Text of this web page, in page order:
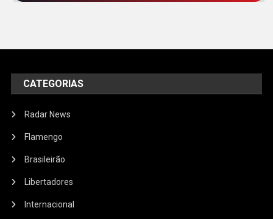
CATEGORIAS
Radar News
Flamengo
Brasileirão
Libertadores
Internacional